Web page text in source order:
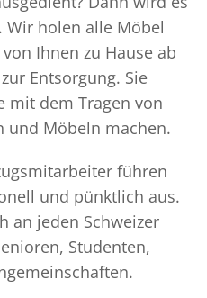
Wir holen alle Möbel
Ihnen zu Hause ab
Entsorgung. Sie
mit dem Tragen von
und Möbeln machen.
führen
und pünktlich aus.
an jeden Schweizer
Studenten,